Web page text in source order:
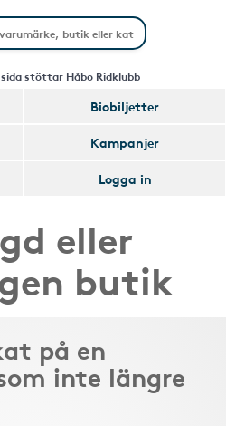
sida stöttar Håbo Ridklubb
Biobiljetter
Kampanjer
Logga in
eller
butik
på en
inte längre